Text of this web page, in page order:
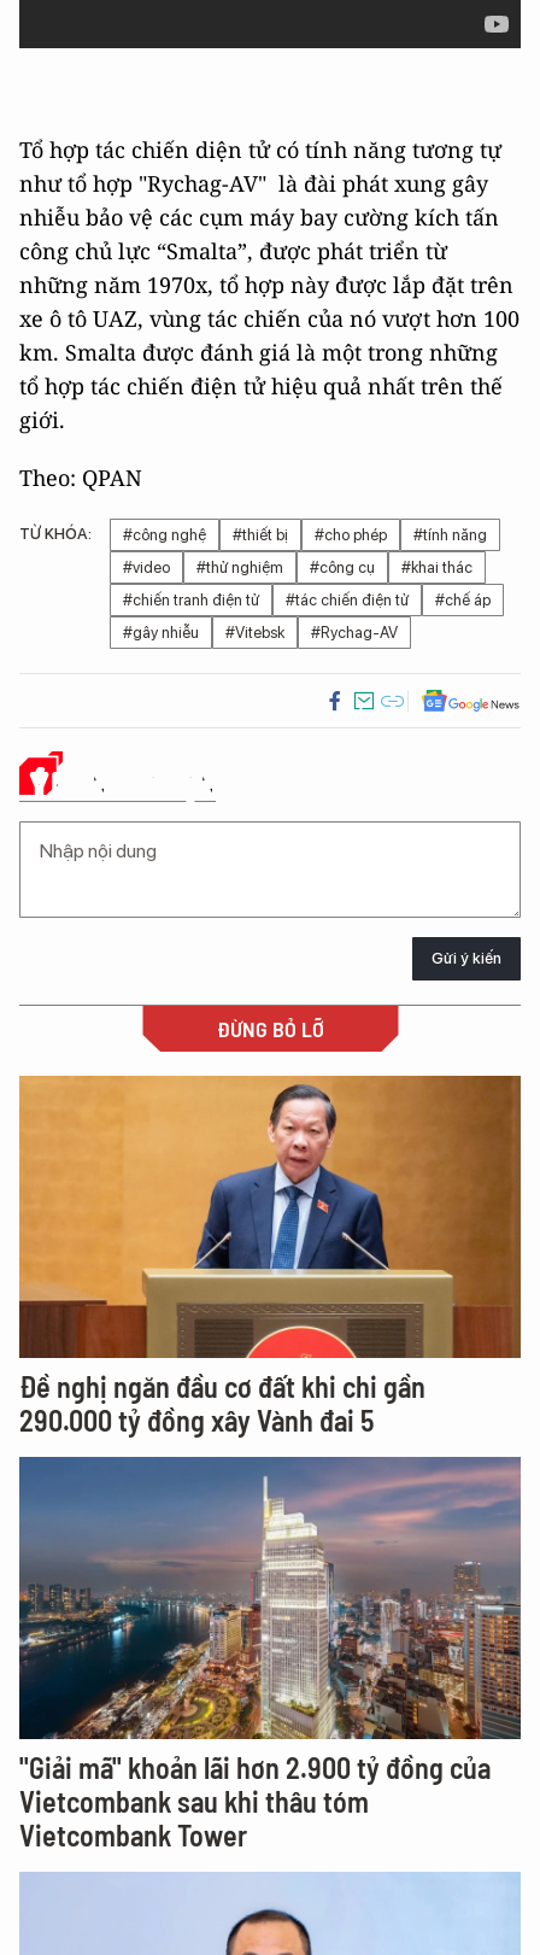
Tổ hợp tác chiến diện tử có tính năng tương tự
như tổ hợp "Rychag-AV" là đài phát xung gây
nhiễu bảo vệ các cụm máy bay cường kích tấn
công chủ lực “Smalta”, được phát triển từ
những năm 1970x, tổ hợp này được lắp đặt trên
xe ô tô UAZ, vùng tác chiến của nó vượt hơn 100
km. Smalta được đánh giá là một trong những
tổ hợp tác chiến điện tử hiệu quả nhất trên thế
giới.
Theo: QPAN
TỪ KHÓA: #công nghệ #thiết bị #cho phép
#tính năng
#video
#thử nghiệm #công cụ
#khai thác
#chiến tranh điện tử
#tác chiến điện tử
#chế áp
#gây nhiễu
#Vitebsk #Rychag-AV
Ý KIẾN CỦA BẠN
Gửi ý kiến
ĐỪNG BỎ LỠ
Đề nghị ngăn đầu cơ đất khi chi gần
290.000 tỷ đồng xây Vành đai 5
"Giải mã" khoản lãi hơn 2.900 tỷ đồng của
Vietcombank sau khi thâu tóm
Vietcombank Tower